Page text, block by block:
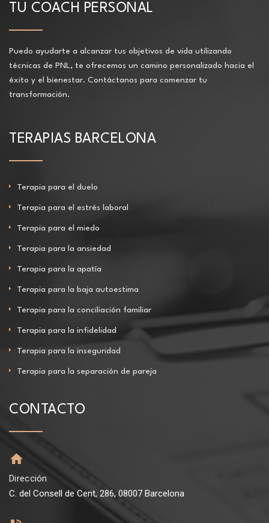
TU COACH PERSONAL
Puedo ayudarte a alcanzar tus objetivos de vida utilizando
técnicas de PNL, te ofrecemos un camino personalizado hacia el
éxito y el bienestar. Contáctanos para comenzar tu
transformación.
TERAPIAS BARCELONA
Terapia para el duelo
Terapia para el estrés laboral
Terapia para el miedo
Terapia para la ansiedad
Terapia para la apatía
Terapia para la baja autoestima
Terapia para la conciliación familiar
Terapia para la infidelidad
Terapia para la inseguridad
Terapia para la separación de pareja
CONTACTO
Dirección
C. del Consell de Cent, 286, 08007 Barcelona